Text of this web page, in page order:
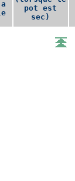
pot est
sec)